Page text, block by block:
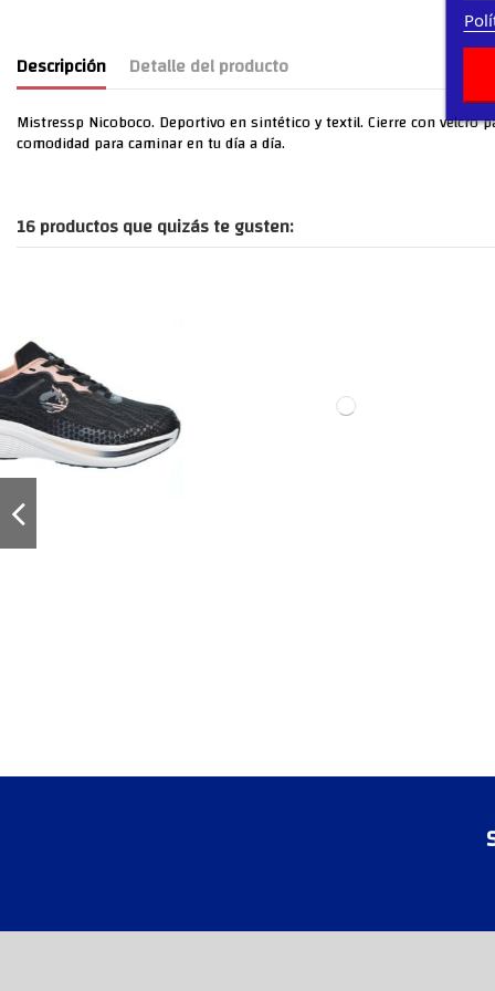
Descripción Detalle del producto
Mistressp Nicoboco. Deportivo en sintético y textil. Cierre con velcro
comodidad para caminar en tu día a día.
16 productos que quizás te gusten: